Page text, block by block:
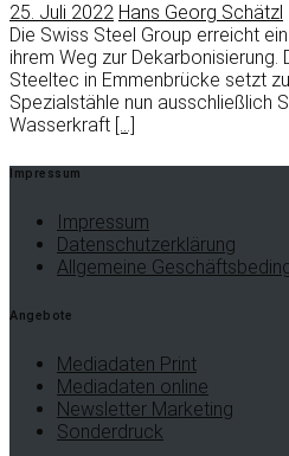
25. Juli 2022 Hans Georg Schätzl
Die Swiss Steel Group erreicht
ihrem Weg zur
Steeltec in Emmenbrücke setzt
Spezialstähle nun ausschließlich
Wasserkraft […]
Impressum
Impressum
Datenschutzerklärung
Allgemeine
Angebote
Mediadaten Print
Mediadaten online
Newsletter Marketing
Sonderdruck